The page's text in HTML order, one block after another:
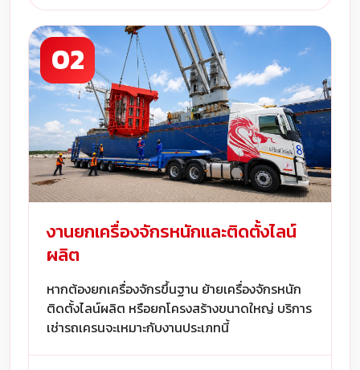
02
งานยกเครื่องจักรหนักและติดตั้งไลน์
ผลิต
หากต้องยกเครื่องจักรขึ้นฐาน ย้ายเครื่องจักรหนัก
ติดตั้งไลน์ผลิต หรือยกโครงสร้างขนาดใหญ่ บริการ
เช่ารถเครนจะเหมาะกับงานประเภทนี้